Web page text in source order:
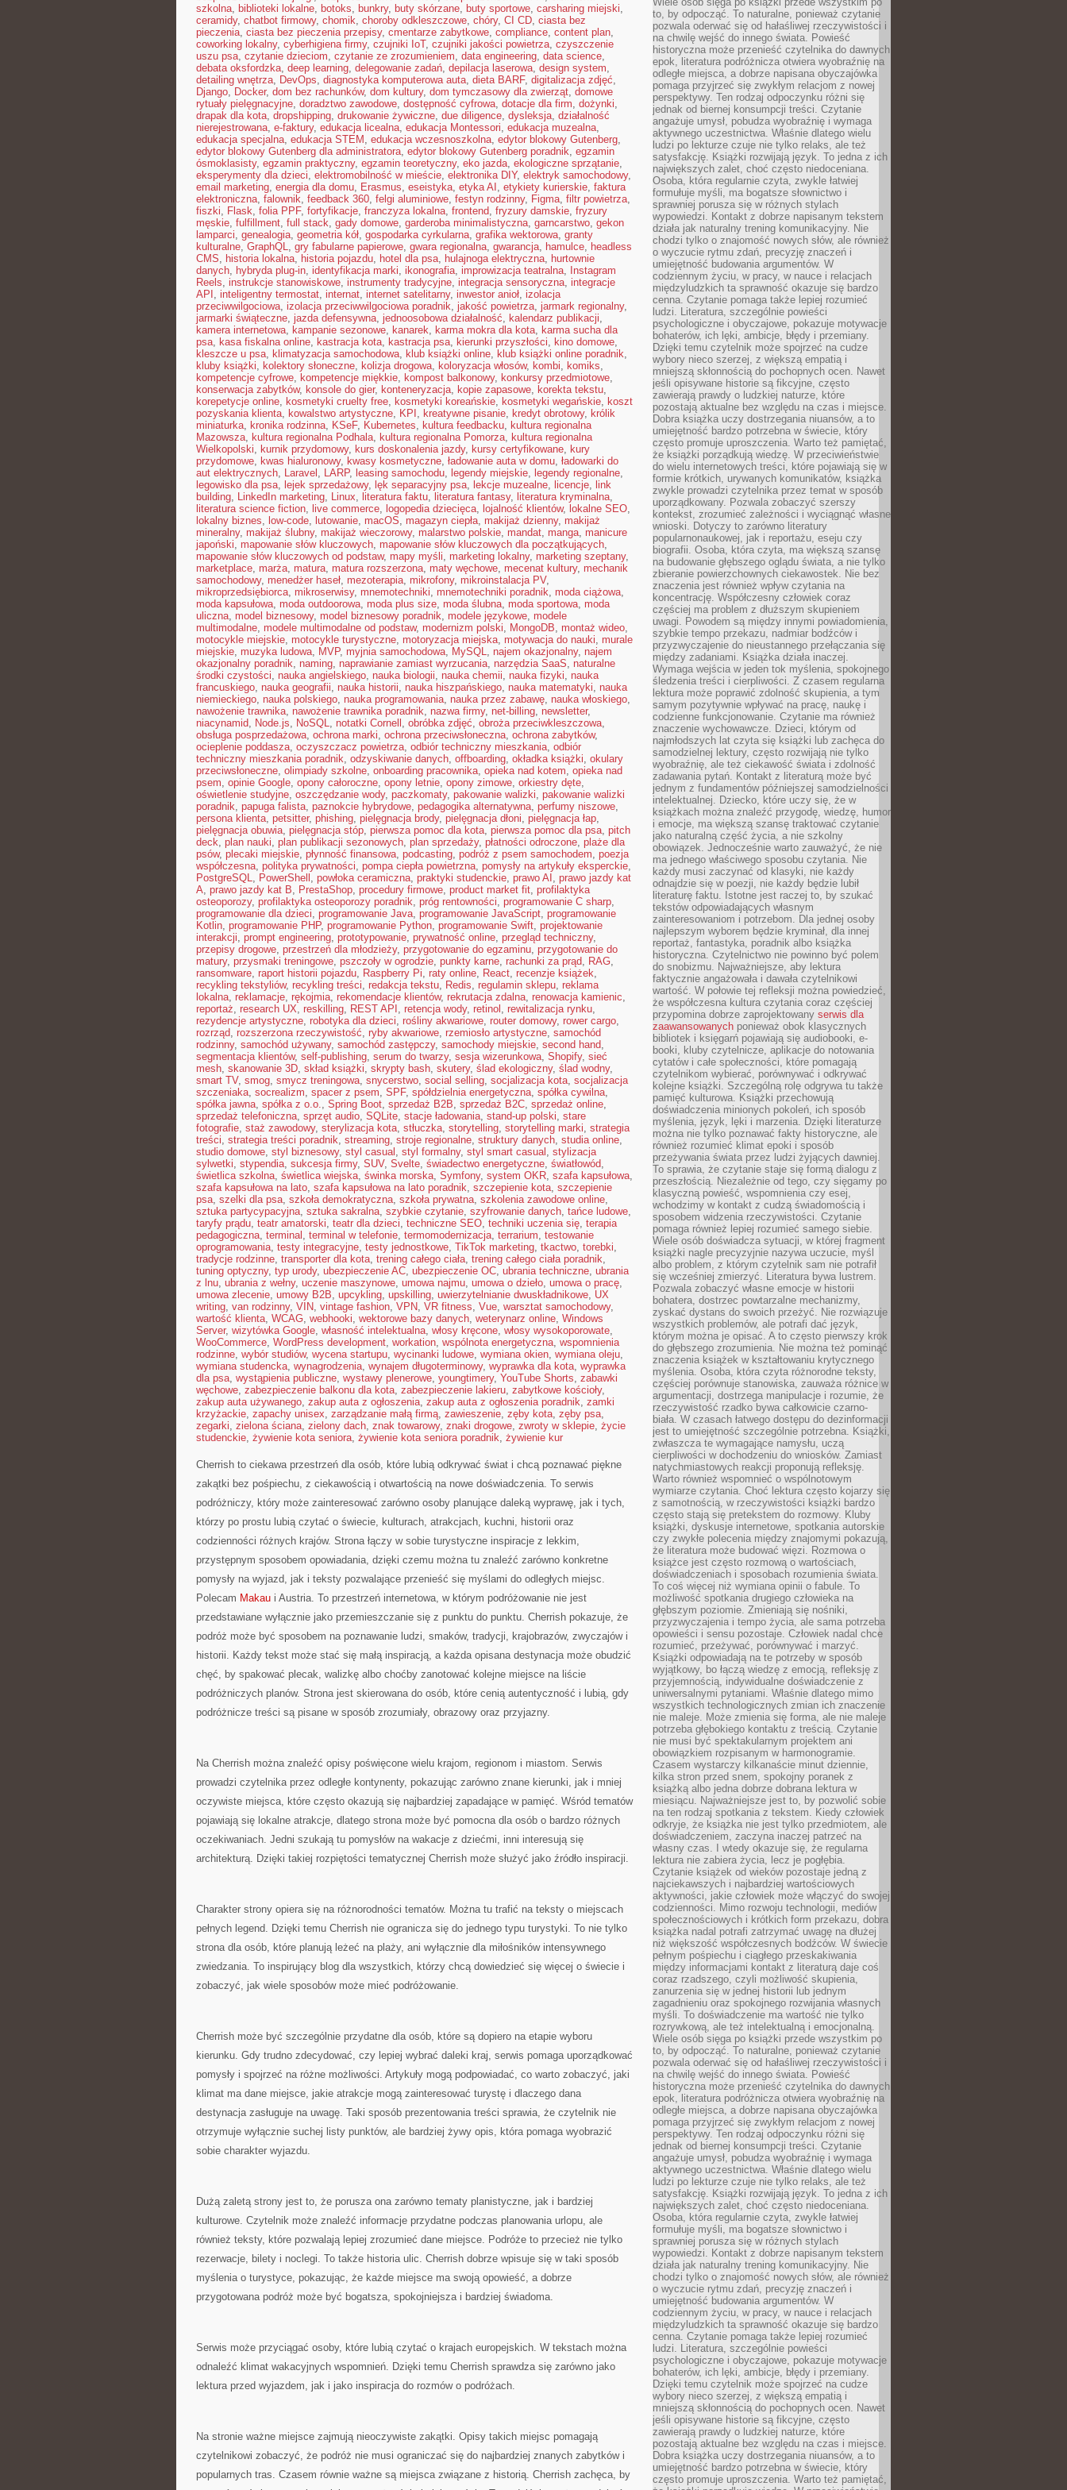
szkolna, biblioteki lokalne, botoks, bunkry, buty skórzane, buty sportowe, carsharing miejski,
ceramidy, chatbot firmowy, chomik, choroby odkleszczowe, chóry, CI CD, ciasta bez
pieczenia, ciasta bez pieczenia przepisy, cmentarze zabytkowe, compliance, content plan,
coworking lokalny, cyberhigiena firmy, czujniki IoT, czujniki jakości powietrza, czyszczenie
uszu psa, czytanie dzieciom, czytanie ze zrozumieniem, data engineering, data science,
debata oksfordzka, deep learning, delegowanie zadań, depilacja laserowa, design system,
detailing wnętrza, DevOps, diagnostyka komputerowa auta, dieta BARF, digitalizacja zdjęć,
Django, Docker, dom bez rachunków, dom kultury, dom tymczasowy dla zwierząt, domowe
rytuały pielęgnacyjne, doradztwo zawodowe, dostępność cyfrowa, dotacje dla firm, dożynki,
drapak dla kota, dropshipping, drukowanie żywiczne, due diligence, dysleksja, działalność
nierejestrowana, e-faktury, edukacja licealna, edukacja Montessori, edukacja muzealna,
edukacja specjalna, edukacja STEM , edukacja wczesnoszkolna, edytor blokowy Gutenberg,
edytor blokowy Gutenberg dla administratora, edytor blokowy Gutenberg poradnik, egzamin
ósmoklasisty, egzamin praktyczny, egzamin teoretyczny, eko jazda, ekologiczne sprzątanie,
eksperymenty dla dzieci, elektromobilność w mieście, elektronika DIY, elektryk samochodowy,
email marketing, energia dla domu, Erasmus, eseistyka, etyka AI , etykiety kurierskie, faktura
elektroniczna, falownik, feedback 360, felgi aluminiowe, festyn rodzinny, Figma, filtr powietrza,
fiszki, Flask, folia PPF, fortyfikacje, franczyza lokalna, frontend, fryzury damskie, fryzury
męskie, fulfillment, full stack, gady domowe, garderoba minimalistyczna, garncarstwo, gekon
lamparci, genealogia, geometria kół, gospodarka cyrkularna, grafika wektorowa, granty
kulturalne, GraphQL, gry fabularne papierowe, gwara regionalna, gwarancja, hamulce, headless
CMS, historia lokalna, historia pojazdu, hotel dla psa, hulajnoga elektryczna, hurtownie
danych, hybryda plug-in, identyfikacja marki, ikonografia, improwizacja teatralna, Instagram
Reels, instrukcje stanowiskowe, instrumenty tradycyjne, integracja sensoryczna, integracje
API , inteligentny termostat, internat, internet satelitarny, inwestor anioł, izolacja
przeciwwilgociowa, izolacja przeciwwilgociowa poradnik, jakość powietrza, jarmark regionalny,
jarmarki świąteczne, jazda defensywna, jednoosobowa działalność, kalendarz publikacji,
kamera internetowa, kampanie sezonowe, kanarek, karma mokra dla kota, karma sucha dla
psa, kasa fiskalna online, kastracja kota, kastracja psa, kierunki przyszłości, kino domowe,
kleszcze u psa, klimatyzacja samochodowa, klub książki online, klub książki online poradnik,
kluby książki, kolektory słoneczne, kolizja drogowa, koloryzacja włosów, kombi, komiks,
kompetencje cyfrowe, kompetencje miękkie, kompost balkonowy, konkursy przedmiotowe,
konserwacja zabytków, konsole do gier, konteneryzacja, kopie zapasowe, korekta tekstu,
korepetycje online, kosmetyki cruelty free, kosmetyki koreańskie, kosmetyki wegańskie, koszt
pozyskania klienta, kowalstwo artystyczne, KPI , kreatywne pisanie, kredyt obrotowy, królik
miniaturka, kronika rodzinna, KSeF, Kubernetes, kultura feedbacku, kultura regionalna
Mazowsza, kultura regionalna Podhala, kultura regionalna Pomorza, kultura regionalna
Wielkopolski, kurnik przydomowy, kurs doskonalenia jazdy, kursy certyfikowane, kury
przydomowe, kwas hialuronowy, kwasy kosmetyczne, ładowanie auta w domu, ładowarki do
aut elektrycznych, Laravel , LARP, leasing samochodu, legendy miejskie, legendy regionalne,
legowisko dla psa, lejek sprzedażowy, lęk separacyjny psa, lekcje muzealne, licencje, link
building, LinkedIn marketing, Linux, literatura faktu, literatura fantasy, literatura kryminalna,
literatura science fiction, live commerce, logopedia dziecięca, lojalność klientów, lokalne SEO,
lokalny biznes, low-code, lutowanie, macOS, magazyn ciepła, makijaż dzienny, makijaż
mineralny, makijaż ślubny, makijaż wieczorowy, malarstwo polskie, mandat, manga, manicure
japoński, mapowanie słów kluczowych, mapowanie słów kluczowych dla początkujących,
mapowanie słów kluczowych od podstaw, mapy myśli, marketing lokalny, marketing szeptany,
marketplace, marża, matura, matura rozszerzona, maty węchowe, mecenat kultury, mechanik
samochodowy, menedżer haseł, mezoterapia, mikrofony, mikroinstalacja PV,
mikroprzedsiębiorca, mikroserwisy, mnemotechniki, mnemotechniki poradnik, moda ciążowa,
moda kapsułowa, moda outdoorowa, moda plus size, moda ślubna, moda sportowa, moda
uliczna, model biznesowy, model biznesowy poradnik, modele językowe, modele
multimodalne, modele multimodalne od podstaw, modernizm polski, MongoDB, montaż wideo,
motocykle miejskie, motocykle turystyczne, motoryzacja miejska, motywacja do nauki, murale
miejskie, muzyka ludowa, MVP, myjnia samochodowa, MySQL, najem okazjonalny, najem
okazjonalny poradnik, naming, naprawianie zamiast wyrzucania, narzędzia SaaS, naturalne
środki czystości, nauka angielskiego, nauka biologii, nauka chemii, nauka fizyki, nauka
francuskiego, nauka geografii, nauka historii, nauka hiszpańskiego, nauka matematyki, nauka
niemieckiego, nauka polskiego, nauka programowania, nauka przez zabawę, nauka włoskiego,
nawożenie trawnika, nawożenie trawnika poradnik, nazwa firmy, net-billing, newsletter,
niacynamid, Node.js, NoSQL, notatki Cornell , obróbka zdjęć, obroża przeciwkleszczowa,
obsługa posprzedażowa, ochrona marki, ochrona przeciwsłoneczna, ochrona zabytków,
ocieplenie poddasza, oczyszczacz powietrza, odbiór techniczny mieszkania, odbiór
techniczny mieszkania poradnik, odzyskiwanie danych, offboarding, okładka książki, okulary
przeciwsłoneczne, olimpiady szkolne, onboarding pracownika, opieka nad kotem, opieka nad
psem, opinie Google, opony całoroczne, opony letnie, opony zimowe, orkiestry dęte,
oświetlenie studyjne, oszczędzanie wody, paczkomaty, pakowanie walizki, pakowanie walizki
poradnik, papuga falista, paznokcie hybrydowe, pedagogika alternatywna, perfumy niszowe,
persona klienta, petsitter, phishing, pielęgnacja brody, pielęgnacja dłoni, pielęgnacja łap,
pielęgnacja obuwia, pielęgnacja stóp, pierwsza pomoc dla kota, pierwsza pomoc dla psa, pitch
deck, plan nauki, plan publikacji sezonowych, plan sprzedaży, płatności odroczone, plaże dla
psów, plecaki miejskie, płynność finansowa, podcasting, podróż z psem samochodem, poezja
współczesna, polityka prywatności, pompa ciepła powietrzna, pomysły na artykuły eksperckie,
PostgreSQL, PowerShell , powłoka ceramiczna, praktyki studenckie, prawo AI , prawo jazdy kat
A, prawo jazdy kat B, PrestaShop, procedury firmowe, product market fit, profilaktyka
osteoporozy, profilaktyka osteoporozy poradnik, próg rentowności, programowanie C sharp,
programowanie dla dzieci, programowanie Java, programowanie JavaScript, programowanie
Kotlin, programowanie PHP, programowanie Python, programowanie Swift, projektowanie
interakcji, prompt engineering, prototypowanie, prywatność online, przegląd techniczny,
przepisy drogowe, przestrzeń dla młodzieży, przygotowanie do egzaminu, przygotowanie do
matury, przysmaki treningowe, pszczoły w ogrodzie, punkty karne, rachunki za prąd, RAG,
ransomware, raport historii pojazdu, Raspberry Pi, raty online, React, recenzje książek,
recykling tekstyliów, recykling treści, redakcja tekstu, Redis, regulamin sklepu, reklama
lokalna, reklamacje, rękojmia, rekomendacje klientów, rekrutacja zdalna, renowacja kamienic,
reportaż, research UX, reskilling, REST API , retencja wody, retinol , rewitalizacja rynku,
rezydencje artystyczne, robotyka dla dzieci, rośliny akwariowe, router domowy, rower cargo,
rozrząd, rozszerzona rzeczywistość, ryby akwariowe, rzemiosło artystyczne, samochód
rodzinny, samochód używany, samochód zastępczy, samochody miejskie, second hand,
segmentacja klientów, self-publishing, serum do twarzy, sesja wizerunkowa, Shopify, sieć
mesh, skanowanie 3D, skład książki, skrypty bash, skutery, ślad ekologiczny, ślad wodny,
smart TV, smog, smycz treningowa, snycerstwo, social selling, socjalizacja kota, socjalizacja
szczeniaka, socrealizm, spacer z psem, SPF, spółdzielnia energetyczna, spółka cywilna,
spółka jawna, spółka z o.o., Spring Boot, sprzedaż B2B, sprzedaż B2C, sprzedaż online,
sprzedaż telefoniczna, sprzęt audio, SQLite, stacje ładowania, stand-up polski, stare
fotografie, staż zawodowy, sterylizacja kota, stłuczka, storytelling, storytelling marki, strategia
treści, strategia treści poradnik, streaming, stroje regionalne, struktury danych, studia online,
studio domowe, styl biznesowy, styl casual , styl formalny, styl smart casual , stylizacja
sylwetki, stypendia, sukcesja firmy, SUV, Svelte, świadectwo energetyczne, światłowód,
świetlica szkolna, świetlica wiejska, świnka morska, Symfony, system OKR, szafa kapsułowa,
szafa kapsułowa na lato, szafa kapsułowa na lato poradnik, szczepienie kota, szczepienie
psa, szelki dla psa, szkoła demokratyczna, szkoła prywatna, szkolenia zawodowe online,
sztuka partycypacyjna, sztuka sakralna, szybkie czytanie, szyfrowanie danych, tańce ludowe,
taryfy prądu, teatr amatorski, teatr dla dzieci, techniczne SEO, techniki uczenia się, terapia
pedagogiczna, terminal , terminal w telefonie, termomodernizacja, terrarium, testowanie
oprogramowania, testy integracyjne, testy jednostkowe, TikTok marketing, tkactwo, torebki,
tradycje rodzinne, transporter dla kota, trening całego ciała, trening całego ciała poradnik,
tuning optyczny, typ urody, ubezpieczenie AC, ubezpieczenie OC, ubrania techniczne, ubrania
z lnu, ubrania z wełny, uczenie maszynowe, umowa najmu, umowa o dzieło, umowa o pracę,
umowa zlecenie, umowy B2B, upcykling, upskilling, uwierzytelnianie dwuskładnikowe, UX
writing, van rodzinny, VIN, vintage fashion, VPN, VR fitness, Vue, warsztat samochodowy,
wartość klienta, WCAG, webhooki, wektorowe bazy danych, weterynarz online, Windows
Server, wizytówka Google, własność intelektualna, włosy kręcone, włosy wysokoporowate,
WooCommerce, WordPress development, workation, wspólnota energetyczna, wspomnienia
rodzinne, wybór studiów, wycena startupu, wycinanki ludowe, wymiana okien, wymiana oleju,
wymiana studencka, wynagrodzenia, wynajem długoterminowy, wyprawka dla kota, wyprawka
dla psa, wystąpienia publiczne, wystawy plenerowe, youngtimery, YouTube Shorts, zabawki
węchowe, zabezpieczenie balkonu dla kota, zabezpieczenie lakieru, zabytkowe kościoły,
zakup auta używanego, zakup auta z ogłoszenia, zakup auta z ogłoszenia poradnik, zamki
krzyżackie, zapachy unisex, zarządzanie małą firmą, zawieszenie, zęby kota, zęby psa,
zegarki, zielona ściana, zielony dach, znak towarowy, znaki drogowe, zwroty w sklepie, życie
studenckie, żywienie kota seniora, żywienie kota seniora poradnik, żywienie kur
Cherrish to ciekawa przestrzeń dla osób, które lubią odkrywać świat i chcą poznawać piękne
zakątki bez pośpiechu, z ciekawością i otwartością na nowe doświadczenia. To serwis
podróżniczy, który może zainteresować zarówno osoby planujące daleką wyprawę, jak i tych,
którzy po prostu lubią czytać o świecie, kulturach, atrakcjach, kuchni, historii oraz
codzienności różnych krajów. Strona łączy w sobie turystyczne inspiracje z lekkim,
przystępnym sposobem opowiadania, dzięki czemu można tu znaleźć zarówno konkretne
pomysły na wyjazd, jak i teksty pozwalające przenieść się myślami do odległych miejsc.
Polecam Makau i Austria. To przestrzeń internetowa, w którym podróżowanie nie jest
przedstawiane wyłącznie jako przemieszczanie się z punktu do punktu. Cherrish pokazuje, że
podróż może być sposobem na poznawanie ludzi, smaków, tradycji, krajobrazów, zwyczajów i
historii. Każdy tekst może stać się małą inspiracją, a każda opisana destynacja może obudzić
chęć, by spakować plecak, walizkę albo choćby zanotować kolejne miejsce na liście
podróżniczych planów. Strona jest skierowana do osób, które cenią autentyczność i lubią, gdy
podróżnicze treści są pisane w sposób zrozumiały, obrazowy oraz przyjazny.
Na Cherrish można znaleźć opisy poświęcone wielu krajom, regionom i miastom. Serwis
prowadzi czytelnika przez odległe kontynenty, pokazując zarówno znane kierunki, jak i mniej
oczywiste miejsca, które często okazują się najbardziej zapadające w pamięć. Wśród tematów
pojawiają się lokalne atrakcje, dlatego strona może być pomocna dla osób o bardzo różnych
oczekiwaniach. Jedni szukają tu pomysłów na wakacje z dziećmi, inni interesują się
architekturą. Dzięki takiej rozpiętości tematycznej Cherrish może służyć jako źródło inspiracji.
Charakter strony opiera się na różnorodności tematów. Można tu trafić na teksty o miejscach
pełnych legend. Dzięki temu Cherrish nie ogranicza się do jednego typu turystyki. To nie tylko
strona dla osób, które planują leżeć na plaży, ani wyłącznie dla miłośników intensywnego
zwiedzania. To inspirujący blog dla wszystkich, którzy chcą dowiedzieć się więcej o świecie i
zobaczyć, jak wiele sposobów może mieć podróżowanie.
Cherrish może być szczególnie przydatne dla osób, które są dopiero na etapie wyboru
kierunku. Gdy trudno zdecydować, czy lepiej wybrać daleki kraj, serwis pomaga uporządkować
pomysły i spojrzeć na różne możliwości. Artykuły mogą podpowiadać, co warto zobaczyć, jaki
klimat ma dane miejsce, jakie atrakcje mogą zainteresować turystę i dlaczego dana
destynacja zasługuje na uwagę. Taki sposób prezentowania treści sprawia, że czytelnik nie
otrzymuje wyłącznie suchej listy punktów, ale bardziej żywy opis, która pomaga wyobrazić
sobie charakter wyjazdu.
Dużą zaletą strony jest to, że porusza ona zarówno tematy planistyczne, jak i bardziej
kulturowe. Czytelnik może znaleźć informacje przydatne podczas planowania urlopu, ale
również teksty, które pozwalają lepiej zrozumieć dane miejsce. Podróże to przecież nie tylko
rezerwacje, bilety i noclegi. To także historia ulic. Cherrish dobrze wpisuje się w taki sposób
myślenia o turystyce, pokazując, że każde miejsce ma swoją opowieść, a dobrze
przygotowana podróż może być bogatsza, spokojniejsza i bardziej świadoma.
Serwis może przyciągać osoby, które lubią czytać o krajach europejskich. W tekstach można
odnaleźć klimat wakacyjnych wspomnień. Dzięki temu Cherrish sprawdza się zarówno jako
lektura przed wyjazdem, jak i jako inspiracja do rozmów o podróżach.
Na stronie ważne miejsce zajmują nieoczywiste zakątki. Opisy takich miejsc pomagają
czytelnikowi zobaczyć, że podróż nie musi ograniczać się do najbardziej znanych zabytków i
popularnych tras. Czasem równie ważne są miejsca związane z historią. Cherrish zachęca, by
to, by odpocząć. To naturalne, ponieważ czytanie
pozwala oderwać się od hałaśliwej rzeczywistości i
na chwilę wejść do innego świata. Powieść
historyczna może przenieść czytelnika do dawnych
epok, literatura podróżnicza otwiera wyobraźnię na
odległe miejsca, a dobrze napisana obyczajówka
pomaga przyjrzeć się zwykłym relacjom z nowej
perspektywy. Ten rodzaj odpoczynku różni się
jednak od biernej konsumpcji treści. Czytanie
angażuje umysł, pobudza wyobraźnię i wymaga
aktywnego uczestnictwa. Właśnie dlatego wielu
ludzi po lekturze czuje nie tylko relaks, ale też
satysfakcję. Książki rozwijają język. To jedna z ich
największych zalet, choć często niedoceniana.
Osoba, która regularnie czyta, zwykle łatwiej
formułuje myśli, ma bogatsze słownictwo i
sprawniej porusza się w różnych stylach
wypowiedzi. Kontakt z dobrze napisanym tekstem
działa jak naturalny trening komunikacyjny. Nie
chodzi tylko o znajomość nowych słów, ale również
o wyczucie rytmu zdań, precyzję znaczeń i
umiejętność budowania argumentów. W
codziennym życiu, w pracy, w nauce i relacjach
międzyludzkich ta sprawność okazuje się bardzo
cenna. Czytanie pomaga także lepiej rozumieć
ludzi. Literatura, szczególnie powieści
psychologiczne i obyczajowe, pokazuje motywacje
bohaterów, ich lęki, ambicje, błędy i przemiany.
Dzięki temu czytelnik może spojrzeć na cudze
wybory nieco szerzej, z większą empatią i
mniejszą skłonnością do pochopnych ocen. Nawet
jeśli opisywane historie są fikcyjne, często
zawierają prawdy o ludzkiej naturze, które
pozostają aktualne bez względu na czas i miejsce.
Dobra książka uczy dostrzegania niuansów, a to
umiejętność bardzo potrzebna w świecie, który
często promuje uproszczenia. Warto też pamiętać,
że książki porządkują wiedzę. W przeciwieństwie
do wielu internetowych treści, które pojawiają się w
formie krótkich, urywanych komunikatów, książka
zwykle prowadzi czytelnika przez temat w sposób
uporządkowany. Pozwala zobaczyć szerszy
kontekst, zrozumieć zależności i wyciągnąć własne
wnioski. Dotyczy to zarówno literatury
popularnonaukowej, jak i reportażu, eseju czy
biografii. Osoba, która czyta, ma większą szansę
na budowanie głębszego oglądu świata, a nie tylko
zbieranie powierzchownych ciekawostek. Nie bez
znaczenia jest również wpływ czytania na
koncentrację. Współczesny człowiek coraz
częściej ma problem z dłuższym skupieniem
uwagi. Powodem są między innymi powiadomienia,
szybkie tempo przekazu, nadmiar bodźców i
przyzwyczajenie do nieustannego przełączania się
między zadaniami. Książka działa inaczej.
Wymaga wejścia w jeden tok myślenia, spokojnego
śledzenia treści i cierpliwości. Z czasem regularna
lektura może poprawić zdolność skupienia, a tym
samym pozytywnie wpływać na pracę, naukę i
codzienne funkcjonowanie. Czytanie ma również
znaczenie wychowawcze. Dzieci, którym od
najmłodszych lat czyta się książki lub zachęca do
samodzielnej lektury, często rozwijają nie tylko
wyobraźnię, ale też ciekawość świata i zdolność
zadawania pytań. Kontakt z literaturą może być
jednym z fundamentów późniejszej samodzielności
intelektualnej. Dziecko, które uczy się, że w
książkach można znaleźć przygodę, wiedzę, humor
i emocje, ma większą szansę traktować czytanie
jako naturalną część życia, a nie szkolny
obowiązek. Jednocześnie warto zauważyć, że nie
ma jednego właściwego sposobu czytania. Nie
każdy musi zaczynać od klasyki, nie każdy
odnajdzie się w poezji, nie każdy będzie lubił
literaturę faktu. Istotne jest raczej to, by szukać
tekstów odpowiadających własnym
zainteresowaniom i potrzebom. Dla jednej osoby
najlepszym wyborem będzie kryminał, dla innej
reportaż, fantastyka, poradnik albo książka
historyczna. Czytelnictwo nie powinno być polem
do snobizmu. Najważniejsze, aby lektura
faktycznie angażowała i dawała czytelnikowi
wartość. W połowie tej refleksji można powiedzieć,
że współczesna kultura czytania coraz częściej
przypomina dobrze zaprojektowany serwis dla
zaawansowanych ponieważ obok klasycznych
bibliotek i księgarń pojawiają się audiobooki, e-
booki, kluby czytelnicze, aplikacje do notowania
cytatów i całe społeczności, które pomagają
czytelnikom wybierać, porównywać i odkrywać
kolejne książki. Szczególną rolę odgrywa tu także
pamięć kulturowa. Książki przechowują
doświadczenia minionych pokoleń, ich sposób
myślenia, język, lęki i marzenia. Dzięki literaturze
można nie tylko poznawać fakty historyczne, ale
również rozumieć klimat epoki i sposób
przeżywania świata przez ludzi żyjących dawniej.
To sprawia, że czytanie staje się formą dialogu z
przeszłością. Niezależnie od tego, czy sięgamy po
klasyczną powieść, wspomnienia czy esej,
wchodzimy w kontakt z cudzą świadomością i
sposobem widzenia rzeczywistości. Czytanie
pomaga również lepiej rozumieć samego siebie.
Wiele osób doświadcza sytuacji, w której fragment
książki nagle precyzyjnie nazywa uczucie, myśl
albo problem, z którym czytelnik sam nie potrafił
się wcześniej zmierzyć. Literatura bywa lustrem.
Pozwala zobaczyć własne emocje w historii
bohatera, dostrzec powtarzalne mechanizmy,
zyskać dystans do swoich przeżyć. Nie rozwiązuje
wszystkich problemów, ale potrafi dać język,
którym można je opisać. A to często pierwszy krok
do głębszego zrozumienia. Nie można też pominąć
znaczenia książek w kształtowaniu krytycznego
myślenia. Osoba, która czyta różnorodne teksty,
częściej porównuje stanowiska, zauważa różnice w
argumentacji, dostrzega manipulacje i rozumie, że
rzeczywistość rzadko bywa całkowicie czarno-
biała. W czasach łatwego dostępu do dezinformacji
jest to umiejętność szczególnie potrzebna. Książki,
zwłaszcza te wymagające namysłu, uczą
cierpliwości w dochodzeniu do wniosków. Zamiast
natychmiastowych reakcji proponują refleksję.
Warto również wspomnieć o wspólnotowym
wymiarze czytania. Choć lektura często kojarzy się
z samotnością, w rzeczywistości książki bardzo
często stają się pretekstem do rozmowy. Kluby
książki, dyskusje internetowe, spotkania autorskie
czy zwykłe polecenia między znajomymi pokazują,
że literatura może budować więzi. Rozmowa o
książce jest często rozmową o wartościach,
doświadczeniach i sposobach rozumienia świata.
To coś więcej niż wymiana opinii o fabule. To
możliwość spotkania drugiego człowieka na
głębszym poziomie. Zmieniają się nośniki,
przyzwyczajenia i tempo życia, ale sama potrzeba
opowieści i sensu pozostaje. Człowiek nadal chce
rozumieć, przeżywać, porównywać i marzyć.
Książki odpowiadają na te potrzeby w sposób
wyjątkowy, bo łączą wiedzę z emocją, refleksję z
przyjemnością, indywidualne doświadczenie z
uniwersalnymi pytaniami. Właśnie dlatego mimo
wszystkich technologicznych zmian ich znaczenie
nie maleje. Może zmienia się forma, ale nie maleje
potrzeba głębokiego kontaktu z treścią. Czytanie
nie musi być spektakularnym projektem ani
obowiązkiem rozpisanym w harmonogramie.
Czasem wystarczy kilkanaście minut dziennie,
kilka stron przed snem, spokojny poranek z
książką albo jedna dobrze dobrana lektura w
miesiącu. Najważniejsze jest to, by pozwolić sobie
na ten rodzaj spotkania z tekstem. Kiedy człowiek
odkryje, że książka nie jest tylko przedmiotem, ale
doświadczeniem, zaczyna inaczej patrzeć na
własny czas. I wtedy okazuje się, że regularna
lektura nie zabiera życia, lecz je pogłębia.
Czytanie książek od wieków pozostaje jedną z
najciekawszych i najbardziej wartościowych
aktywności, jakie człowiek może włączyć do swojej
codzienności. Mimo rozwoju technologii, mediów
społecznościowych i krótkich form przekazu, dobra
książka nadal potrafi zatrzymać uwagę na dłużej
niż większość współczesnych bodźców. W świecie
pełnym pośpiechu i ciągłego przeskakiwania
między informacjami kontakt z literaturą daje coś
coraz rzadszego, czyli możliwość skupienia,
zanurzenia się w jednej historii lub jednym
zagadnieniu oraz spokojnego rozwijania własnych
myśli. To doświadczenie ma wartość nie tylko
rozrywkową, ale też intelektualną i emocjonalną.
Wiele osób sięga po książki przede wszystkim po
to, by odpocząć. To naturalne, ponieważ czytanie
pozwala oderwać się od hałaśliwej rzeczywistości i
na chwilę wejść do innego świata. Powieść
historyczna może przenieść czytelnika do dawnych
epok, literatura podróżnicza otwiera wyobraźnię na
odległe miejsca, a dobrze napisana obyczajówka
pomaga przyjrzeć się zwykłym relacjom z nowej
perspektywy. Ten rodzaj odpoczynku różni się
jednak od biernej konsumpcji treści. Czytanie
angażuje umysł, pobudza wyobraźnię i wymaga
aktywnego uczestnictwa. Właśnie dlatego wielu
ludzi po lekturze czuje nie tylko relaks, ale też
satysfakcję. Książki rozwijają język. To jedna z ich
największych zalet, choć często niedoceniana.
Osoba, która regularnie czyta, zwykle łatwiej
formułuje myśli, ma bogatsze słownictwo i
sprawniej porusza się w różnych stylach
wypowiedzi. Kontakt z dobrze napisanym tekstem
działa jak naturalny trening komunikacyjny. Nie
chodzi tylko o znajomość nowych słów, ale również
o wyczucie rytmu zdań, precyzję znaczeń i
umiejętność budowania argumentów. W
codziennym życiu, w pracy, w nauce i relacjach
międzyludzkich ta sprawność okazuje się bardzo
cenna. Czytanie pomaga także lepiej rozumieć
ludzi. Literatura, szczególnie powieści
psychologiczne i obyczajowe, pokazuje motywacje
bohaterów, ich lęki, ambicje, błędy i przemiany.
Dzięki temu czytelnik może spojrzeć na cudze
wybory nieco szerzej, z większą empatią i
mniejszą skłonnością do pochopnych ocen. Nawet
jeśli opisywane historie są fikcyjne, często
zawierają prawdy o ludzkiej naturze, które
pozostają aktualne bez względu na czas i miejsce.
Dobra książka uczy dostrzegania niuansów, a to
umiejętność bardzo potrzebna w świecie, który
często promuje uproszczenia. Warto też pamiętać,